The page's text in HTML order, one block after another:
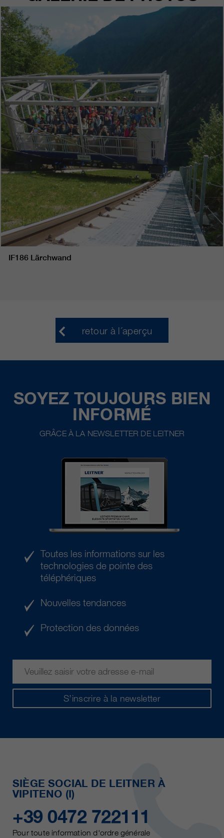
IF186 Lärchwand
retour à l´aperçu
SOYEZ TOUJOURS BIEN
INFORMÉ
GRÂCE À LA NEWSLETTER DE LEITNER
S’inscrire à la newsletter
Toutes les informations sur les
technologies de pointe des
téléphériques
Nouvelles tendances
Protection des données
SIÈGE SOCIAL DE LEITNER À
VIPITENO (I)
+39 0472 722111
Pour toute information d'ordre générale